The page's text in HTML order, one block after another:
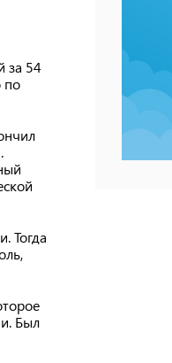
за 54
по
Тогда
Был